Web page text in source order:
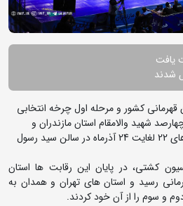
یافت
شدند
قهرمانی کشور و مرحله اول چرخه انتخابی
شهید والامقام استان مازندران و
یادواره برادران شهید عبوری روزهای 22 لغایت 24 آذرماه در سالن سید رسول
کشتی، در پایان این رقابت ها استان
بعنوان قهرمانی رسید و استان های تهران و همدان به